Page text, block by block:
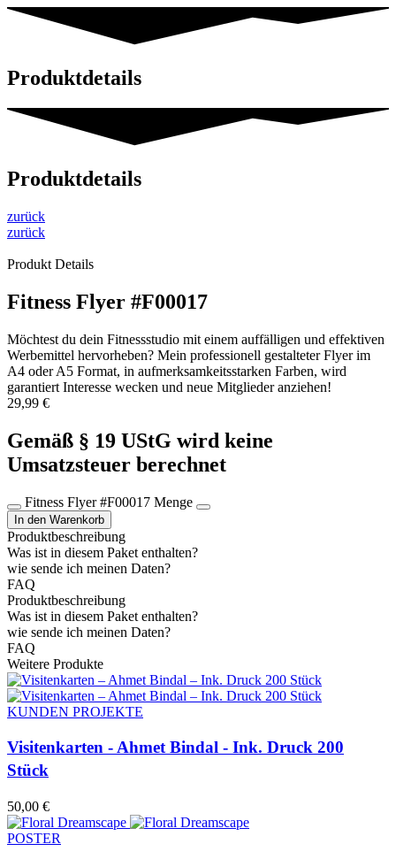
Produktdetails
Produktdetails
zurück
zurück
Produkt Details
Fitness Flyer #F00017
Möchtest du dein Fitnessstudio mit einem auffälligen und effektiven
Werbemittel hervorheben? Mein professionell gestalteter Flyer im
A4 oder A5 Format, in aufmerksamkeitsstarken Farben, wird
garantiert Interesse wecken und neue Mitglieder anziehen!
29,99 €
Gemäß § 19 UStG wird keine
Umsatzsteuer berechnet​
Fitness Flyer #F00017 Menge
In den Warenkorb
Produktbeschreibung
Was ist in diesem Paket enthalten?
wie sende ich meinen Daten?
FAQ
Produktbeschreibung
Was ist in diesem Paket enthalten?
wie sende ich meinen Daten?
FAQ
Weitere Produkte
KUNDEN PROJEKTE
Visitenkarten - Ahmet Bindal - Ink. Druck 200
Stück
50,00 €
POSTER